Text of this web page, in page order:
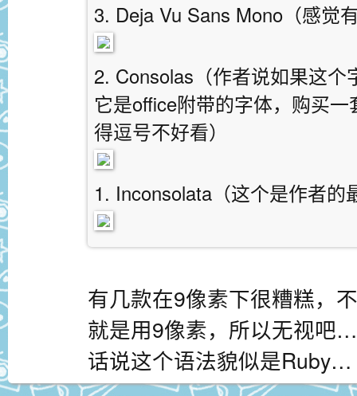
3. Deja Vu Sans Mono（感觉
2. Consolas（作者说如果这
它是office附带的字体，购买
得逗号不好看）
1. Inconsolata（这个是作者
有几款在9像素下很糟糕，
就是用9像素，所以无视吧…
话说这个语法貌似是Ruby…